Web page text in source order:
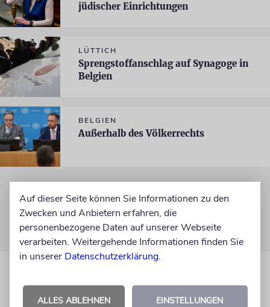
jüdischer Einrichtungen
LÜTTICH
Sprengstoffanschlag auf Synagoge in
Belgien
BELGIEN
Außerhalb des Völkerrechts
Auf dieser Seite können Sie Informationen zu den
Zwecken und Anbietern erfahren, die
personenbezogene Daten auf unserer Webseite
verarbeiten. Weitergehende Informationen finden Sie
in unserer Datenschutzerklärung.
ALLES ABLEHNEN EINSTELLUNGEN